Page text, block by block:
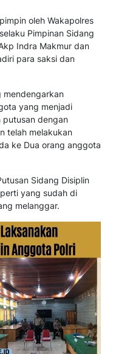
oleh Wakapolres
Pimpinan Sidang
Indra Makmur dan
para saksi dan
mendengarkan
yang menjadi
putusan dengan
telah melakukan
ke Dua orang anggota
Sidang Disiplin
yang sudah di
melanggar.